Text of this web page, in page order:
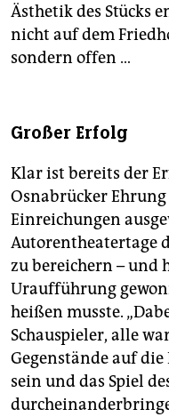
Ästhetik des Stücks
nicht auf dem
sondern offen …
Großer Erfolg
Klar ist bereits der
Osnabrücker Ehrung
Einreichungen
Autorentheatertage
zu bereichern – und
Uraufführung
heißen musste.
Schauspieler, alle
Gegenstände auf
sein und das Spiel